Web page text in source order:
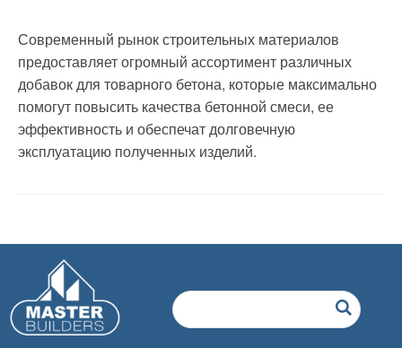
Современный рынок строительных материалов
предоставляет огромный ассортимент различных
добавок для товарного бетона, которые максимально
помогут повысить качества бетонной смеси, ее
эффективность и обеспечат долговечную
эксплуатацию полученных изделий.